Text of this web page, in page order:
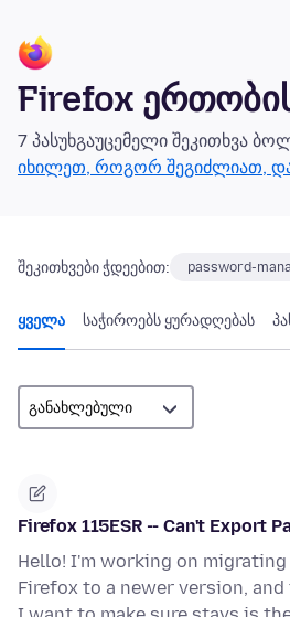
Firefox
7 პასუხგაუცემელი შეკითხვა
იხილეთ, როგორ შეგიძლიათ,
შეკითხვები ჭდეებით: password-
ყველა საჭიროებს ყურადღებას
Firefox 115ESR -- Can't Export
Hello! I'm working on
Firefox to a newer version,